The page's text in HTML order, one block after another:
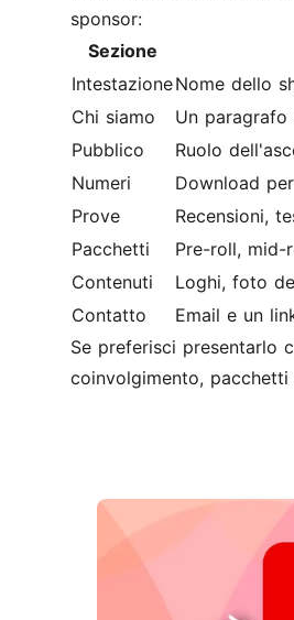
sponsor:
Sezione
IntestazioneNome dello
Chi siamo
Un
Pubblico
Ruolo
Numeri
Download
Prove
Recensioni,
Pacchetti
Pre-roll, mid-
Contenuti
Loghi, foto
Contatto
Email e un
Se preferisci presentarlo
coinvolgimento,